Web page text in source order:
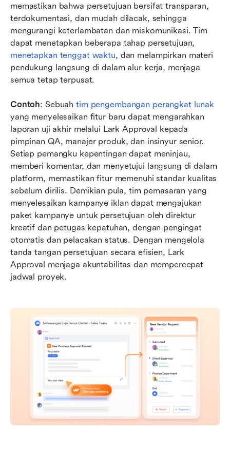
memastikan bahwa persetujuan bersifat transparan,
terdokumentasi, dan mudah dilacak, sehingga
mengurangi keterlambatan dan miskomunikasi. Tim
menetapkan tenggat waktu, dan melampirkan materi
pendukung langsung di dalam alur kerja, menjaga
semua tetap terpusat.
Contoh: Sebuah tim pengembangan perangkat lunak
yang menyelesaikan fitur baru dapat mengarahkan
laporan uji akhir melalui Lark Approval kepada
pimpinan QA, manajer produk, dan insinyur senior.
Setiap pemangku kepentingan dapat meninjau,
memberi komentar, dan menyetujui langsung di dalam
platform, memastikan fitur memenuhi standar kualitas
sebelum dirilis. Demikian pula, tim pemasaran yang
menyelesaikan kampanye iklan dapat mengajukan
paket kampanye untuk persetujuan oleh direktur
kreatif dan petugas kepatuhan, dengan pengingat
otomatis dan pelacakan status. Dengan mengelola
tanda tangan persetujuan secara efisien, Lark
Approval menjaga akuntabilitas dan mempercepat
jadwal proyek.